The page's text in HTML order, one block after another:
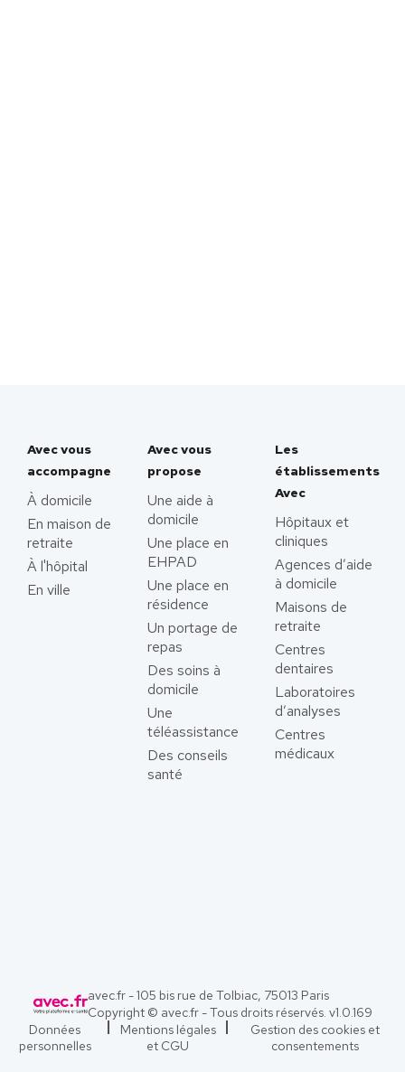
Avec vous
accompagne
À domicile
En maison de
retraite
À l'hôpital
En ville
Avec vous
propose
Une aide à
domicile
Une place en
EHPAD
Une place en
résidence
Un portage de
repas
Des soins à
domicile
Une
téléassistance
Des conseils
santé
Les
établissements
Avec
Hôpitaux et
cliniques
Agences d’aide
à domicile
Maisons de
retraite
Centres
dentaires
Laboratoires
d’analyses
Centres
médicaux
avec.fr - 105 bis rue de Tolbiac, 75013 Paris
Copyright © avec.fr - Tous droits réservés. v1.0.169
Données
personnelles
Mentions légales
et CGU
Gestion des cookies et
consentements